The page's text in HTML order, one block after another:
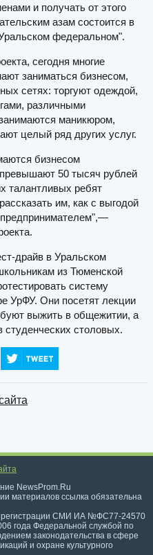
и получать от этого
азам состоится в
федеральном".
сегодня многие
заниматься бизнесом,
сетях: торгуют одеждой,
различными
маникюром,
целый ряд других услуг.
бизнесом
50 тысяч рублей
талантливых ребят
им, как с выгодой
драйв в Уральском
из Тюменской
систему
УрФУ. Они посетят лекции
выжить в общежитии, а
студенческих столовых.
NewsProm.Ru
материалов ссылка обязательна
регистрации СМИ ИА №ФС77-24570
года Федеральной службой по
законодательства в сфере
и охране культурного